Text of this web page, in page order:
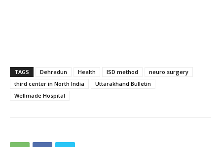
TAGS Dehradun Health ISD method
neuro surgery
third center in North India
Uttarakhand Bulletin
Wellmade Hospital